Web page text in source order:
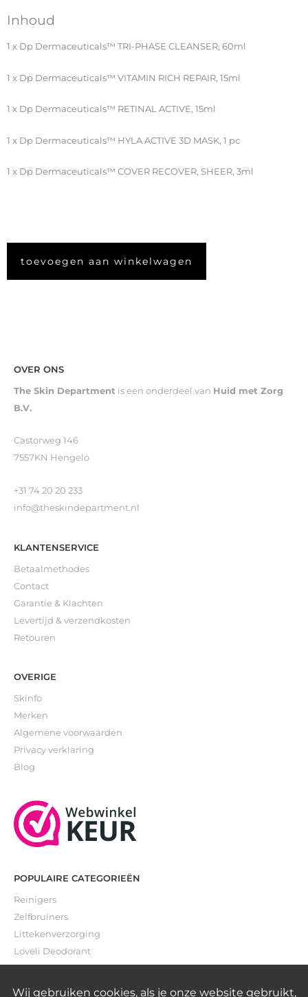
Inhoud
1 x Dp Dermaceuticals™ TRI-PHASE CLEANSER, 60ml
1 x Dp Dermaceuticals™ VITAMIN RICH REPAIR, 15ml
1 x Dp Dermaceuticals™ RETINAL ACTIVE, 15ml
1 x Dp Dermaceuticals™ HYLA ACTIVE 3D MASK, 1 pc
1 x Dp Dermaceuticals™ COVER RECOVER, SHEER, 3ml
toevoegen aan winkelwagen
OVER ONS
The Skin Department is een onderdeel van Huid met Zorg
B.V.
Castorweg 146
7557KN Hengelo
+31 74 20 20 233
info@theskindepartment.nl
KLANTENSERVICE
Betaalmethodes
Contact
Garantie & Klachten
Levertijd & verzendkosten
Retouren
OVERIGE
Skinfo
Merken
Algemene voorwaarden
Privacy verklaring
Blog
POPULAIRE CATEGORIEËN
Reinigers
Zelfbruiners
Littekenverzorging
Loveli Deodorant
Gevoelige huid